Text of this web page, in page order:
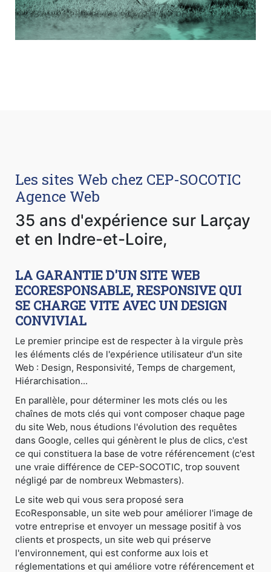
Les sites Web chez CEP-SOCOTIC
Agence Web
35 ans d'expérience sur Larçay
et en Indre-et-Loire,
LA GARANTIE D'UN SITE WEB
ECORESPONSABLE, RESPONSIVE QUI
SE CHARGE VITE AVEC UN DESIGN
CONVIVIAL
Le premier principe est de respecter à la virgule près
les éléments clés de l'expérience utilisateur d'un site
Web : Design, Responsivité, Temps de chargement,
Hiérarchisation...
En parallèle, pour déterminer les mots clés ou les
chaînes de mots clés qui vont composer chaque page
du site Web, nous étudions l'évolution des requêtes
dans Google, celles qui génèrent le plus de clics, c'est
ce qui constituera la base de votre référencement (c'est
une vraie différence de CEP-SOCOTIC, trop souvent
négligé par de nombreux Webmasters).
Le site web qui vous sera proposé sera
EcoResponsable, un site web pour améliorer l'image de
votre entreprise et envoyer un message positif à vos
clients et prospects, un site web qui préserve
l'environnement, qui est conforme aux lois et
réglementations et qui améliore votre référencement et